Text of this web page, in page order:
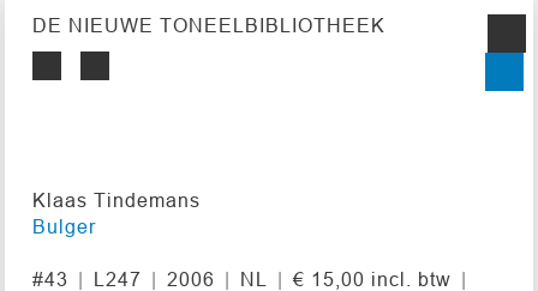
DE NIEUWE TONEELBIBLIOTHEEK
Klaas Tindemans
Bulger
#43 L247 2006 NL
€ 15,00 incl. btw